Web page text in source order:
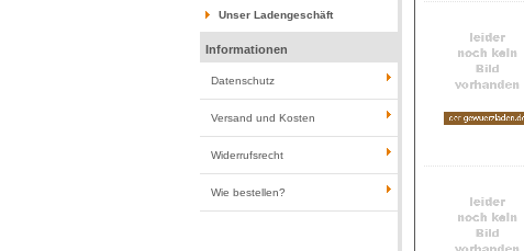
Unser Ladengeschäft
Informationen
Datenschutz
Versand und Kosten
Widerrufsrecht
Wie bestellen?